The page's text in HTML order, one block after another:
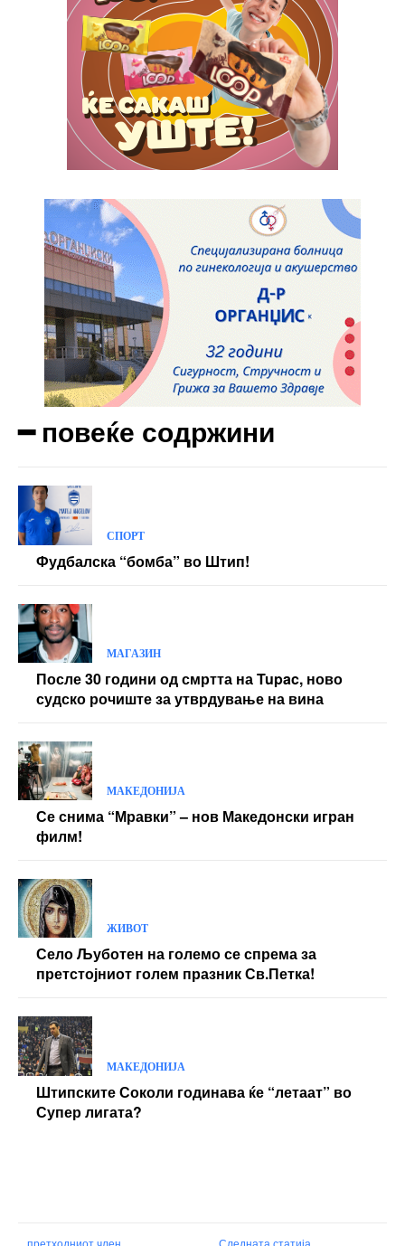
━ повеќе содржини
СПОРТ
Фудбалска “бомба” во Штип!
МАГАЗИН
После 30 години од смртта на Tupac, ново
судско рочиште за утврдување на вина
МАКЕДОНИЈА
Се снима “Мравки” – нов Македонски игран
филм!
ЖИВОТ
Село Љуботен на големо се спрема за
претстојниот голем празник Св.Петка!
МАКЕДОНИЈА
Штипските Соколи годинава ќе “летаат” во
Супер лигата?
претходниот член, Следната статија